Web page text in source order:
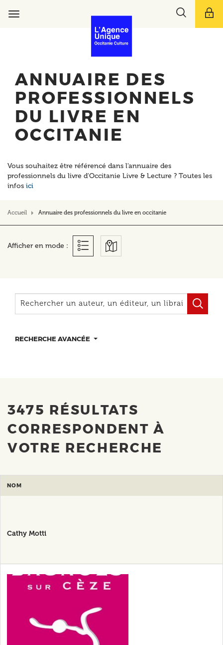
Toggle
ANNUAIRE DES
PROFESSIONNELS
DU LIVRE EN
OCCITANIE
Vous souhaitez être référencé dans l'annuaire des
professionnels du livre d'Occitanie Livre & Lecture ? Toutes les
infos ici
Accueil Annuaire des professionnels du livre en occitanie
Afficher en mode :
RECHERCHE AVANCÉE
3475 RÉSULTATS
CORRESPONDENT À
VOTRE RECHERCHE
NOM
Cathy Motti